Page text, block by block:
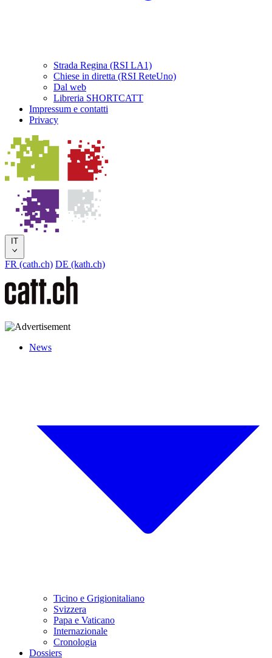
Strada Regina (RSI LA1)
Chiese in diretta (RSI ReteUno)
Dal web
Libreria SHORTCATT
Impressum e contatti
Privacy
IT
FR (cath.ch) DE (kath.ch)
News
Ticino e Grigionitaliano
Svizzera
Papa e Vaticano
Internazionale
Cronologia
Dossiers